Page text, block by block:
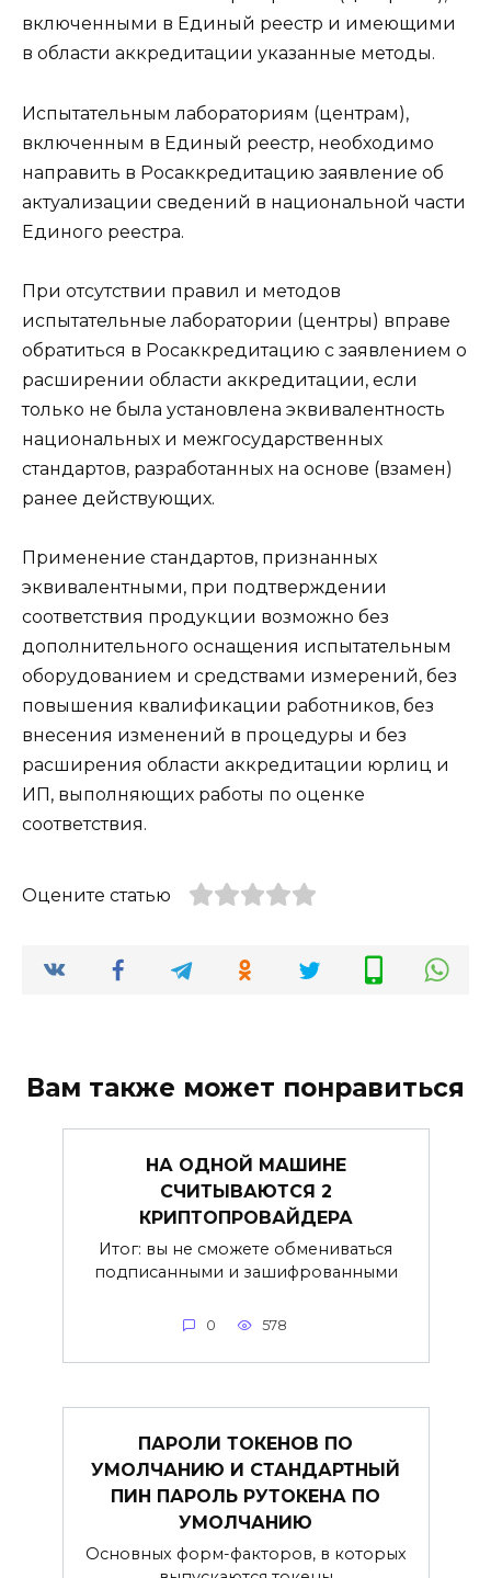
включенными в Единый реестр и имеющими
в области аккредитации указанные методы.
Испытательным лабораториям (центрам),
включенным в Единый реестр, необходимо
направить в Росаккредитацию заявление об
актуализации сведений в национальной части
Единого реестра.
При отсутствии правил и методов
испытательные лаборатории (центры) вправе
обратиться в Росаккредитацию с заявлением о
расширении области аккредитации, если
только не была установлена эквивалентность
национальных и межгосударственных
стандартов, разработанных на основе (взамен)
ранее действующих.
Применение стандартов, признанных
эквивалентными, при подтверждении
соответствия продукции возможно без
дополнительного оснащения испытательным
оборудованием и средствами измерений, без
повышения квалификации работников, без
внесения изменений в процедуры и без
расширения области аккредитации юрлиц и
ИП, выполняющих работы по оценке
соответствия.
Оцените статью
Вам также может понравиться
НА ОДНОЙ МАШИНЕ
СЧИТЫВАЮТСЯ 2
КРИПТОПРОВАЙДЕРА
Итог: вы не сможете обмениваться
подписанными и зашифрованными
0 578
ПАРОЛИ ТОКЕНОВ ПО
УМОЛЧАНИЮ И СТАНДАРТНЫЙ
ПИН ПАРОЛЬ РУТОКЕНА ПО
УМОЛЧАНИЮ
Основных форм-факторов, в которых